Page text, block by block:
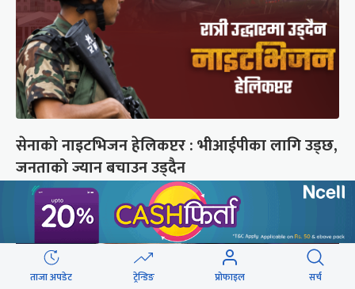
सेनाको नाइटभिजन हेलिकप्टर : भीआईपीका लागि उड्छ,
जनताको ज्यान बचाउन उड्दैन
ताजा अपडेट ट्रेन्डिङ प्रोफाइल सर्च